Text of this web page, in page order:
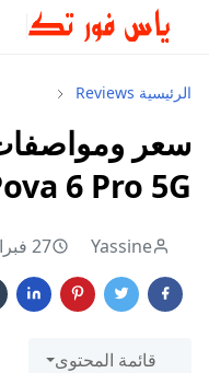
الرئيسية Reviews
Pova 6 Pro 5G رسمياً
Yassine 27 فبراير, 2024
قائمة المحتوى